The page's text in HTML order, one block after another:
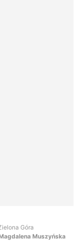
Góra
Muszyńska